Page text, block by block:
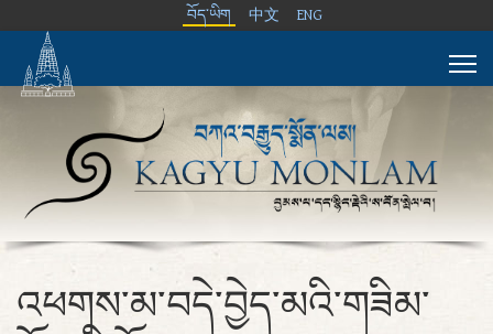
བོད་ཡིག 中文 ENG
འཕགས་མ་བདེ་བྱེད་མའི་གཟིམ་